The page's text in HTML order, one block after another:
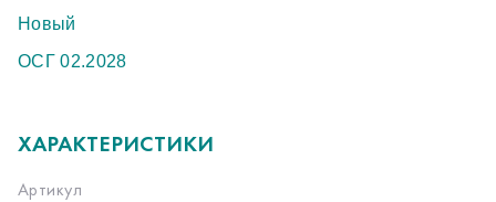
Новый
ОСГ 02.2028
ХАРАКТЕРИСТИКИ
Артикул